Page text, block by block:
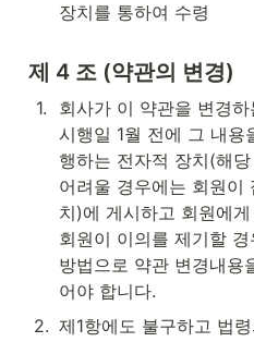
장치를 통하여 수령
제 4 조 (약관의 변경)
1.
회사가 이 약관을 변경
시행일 1월 전에 그 내용
행하는 전자적 장치(해
어려울 경우에는 회원이
치)에 게시하고 회원에
회원이 이의를 제기할
방법으로 약관 변경내용
어야 합니다.
2. 제1항에도 불구하고 법